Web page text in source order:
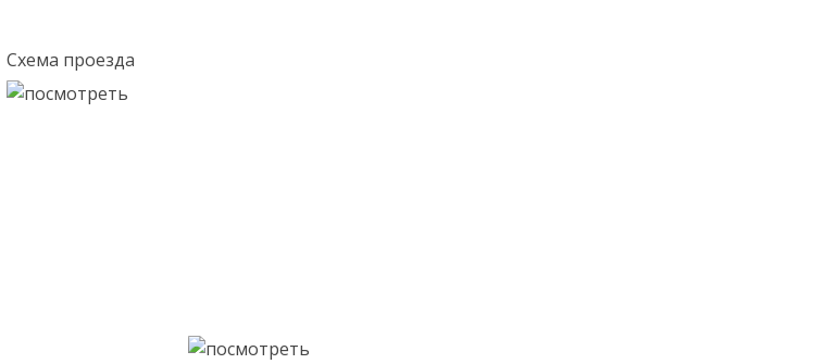
Схема проезда